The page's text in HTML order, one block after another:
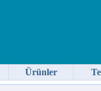
Ürünler